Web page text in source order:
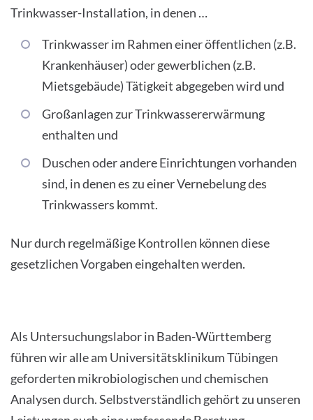
Datenschutz
Trinkwasser-Installation, in denen …
Trinkwasser im Rahmen einer öffentlichen (z.B.
Krankenhäuser) oder gewerblichen (z.B.
Mietsgebäude) Tätigkeit abgegeben wird und
Großanlagen zur Trinkwassererwärmung
enthalten und
Duschen oder andere Einrichtungen vorhanden
sind, in denen es zu einer Vernebelung des
Trinkwassers kommt.
Nur durch regelmäßige Kontrollen können diese
gesetzlichen Vorgaben eingehalten werden.
Als Untersuchungslabor in Baden-Württemberg
führen wir alle am Universitätsklinikum Tübingen
geforderten mikrobiologischen und chemischen
Analysen durch. Selbstverständlich gehört zu unseren